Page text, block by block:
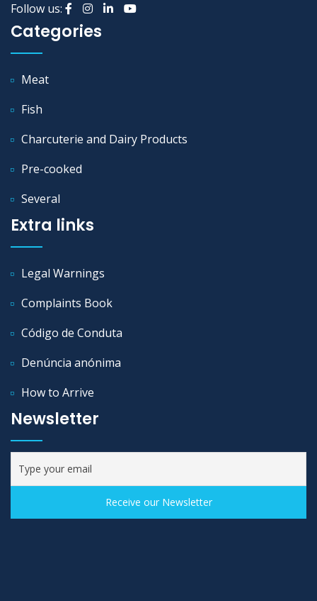
Follow us:
Categories
Meat
Fish
Charcuterie and Dairy Products
Pre-cooked
Several
Extra links
Legal Warnings
Complaints Book
Código de Conduta
Denúncia anónima
How to Arrive
Newsletter